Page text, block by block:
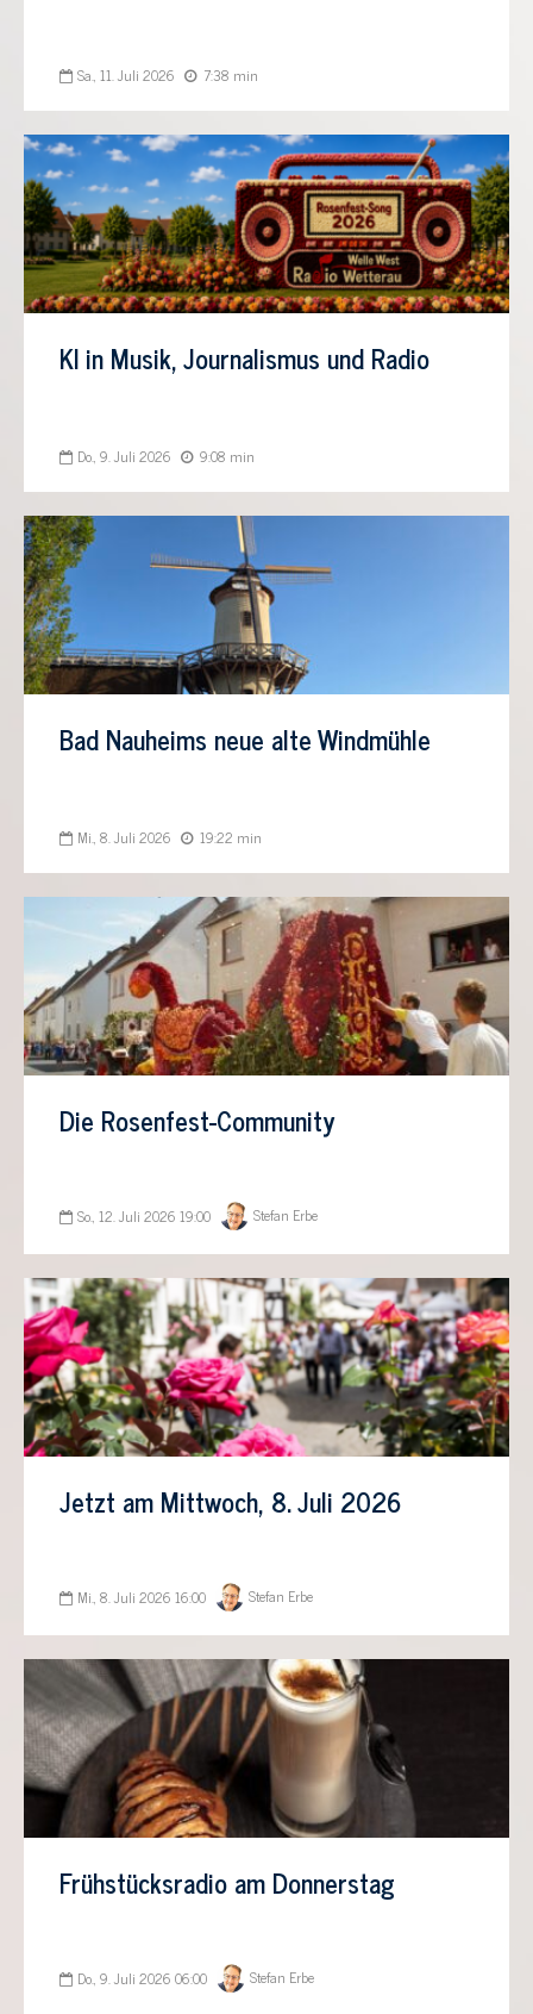
Sa., 11. Juli 2026 7:38 min
KI in Musik, Journalismus und Radio
Do., 9. Juli 2026 9:08 min
Bad Nauheims neue alte Windmühle
Mi., 8. Juli 2026 19:22 min
Die Rosenfest-Community
So., 12. Juli 2026 19:00 Stefan Erbe
Jetzt am Mittwoch, 8. Juli 2026
Mi., 8. Juli 2026 16:00 Stefan Erbe
Frühstücksradio am Donnerstag
Do., 9. Juli 2026 06:00 Stefan Erbe